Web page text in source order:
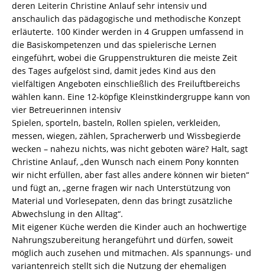
deren Leiterin Christine Anlauf sehr intensiv und
anschaulich das pädagogische und methodische Konzept
erläuterte. 100 Kinder werden in 4 Gruppen umfassend in
die Basiskompetenzen und das spielerische Lernen
eingeführt, wobei die Gruppenstrukturen die meiste Zeit
des Tages aufgelöst sind, damit jedes Kind aus den
vielfältigen Angeboten einschließlich des Freiluftbereichs
wählen kann. Eine 12-köpfige Kleinstkindergruppe kann von
vier Betreuerinnen intensiv
Spielen, sporteln, basteln, Rollen spielen, verkleiden,
messen, wiegen, zählen, Spracherwerb und Wissbegierde
wecken – nahezu nichts, was nicht geboten wäre? Halt, sagt
Christine Anlauf, „den Wunsch nach einem Pony konnten
wir nicht erfüllen, aber fast alles andere können wir bieten“
und fügt an, „gerne fragen wir nach Unterstützung von
Material und Vorlesepaten, denn das bringt zusätzliche
Abwechslung in den Alltag“.
Mit eigener Küche werden die Kinder auch an hochwertige
Nahrungszubereitung herangeführt und dürfen, soweit
möglich auch zusehen und mitmachen. Als spannungs- und
variantenreich stellt sich die Nutzung der ehemaligen